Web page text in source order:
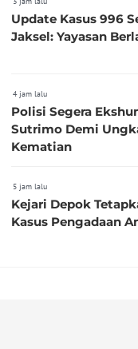
Update Kasus 996
Jaksel: Yayasan
4 jam lalu
Polisi Segera
Sutrimo Demi
Kematian
5 jam lalu
Kejari Depok
Kasus Pengadaan